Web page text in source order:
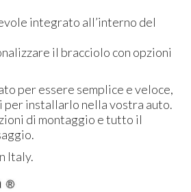
integrato all’interno del
il bracciolo con opzioni
per essere semplice e veloce,
per installarlo nella vostra auto.
di montaggio e tutto il
Italy.